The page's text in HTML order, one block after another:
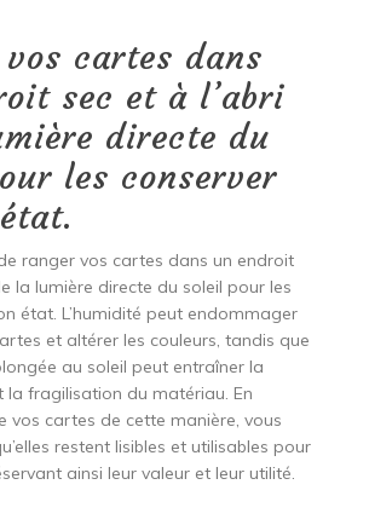
vos cartes dans
sec et à l’abri
directe du
les conserver
ranger vos cartes dans un endroit
la lumière directe du soleil pour les
état. L’humidité peut endommager
et altérer les couleurs, tandis que
au soleil peut entraîner la
la fragilisation du matériau. En
vos cartes de cette manière, vous
restent lisibles et utilisables pour
ainsi leur valeur et leur utilité.